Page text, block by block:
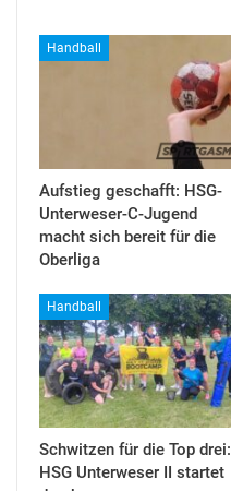
Handball
Aufstieg geschafft: HSG-
Unterweser-C-Jugend
macht sich bereit für die
Oberliga
Handball
Schwitzen für die Top drei:
HSG Unterweser II startet